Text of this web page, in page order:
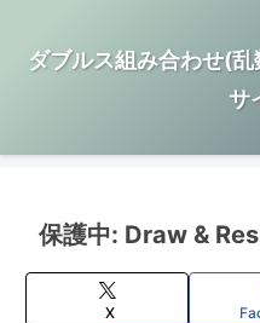
ダブルス組み合わせ(
サ
保護中: Draw &
X